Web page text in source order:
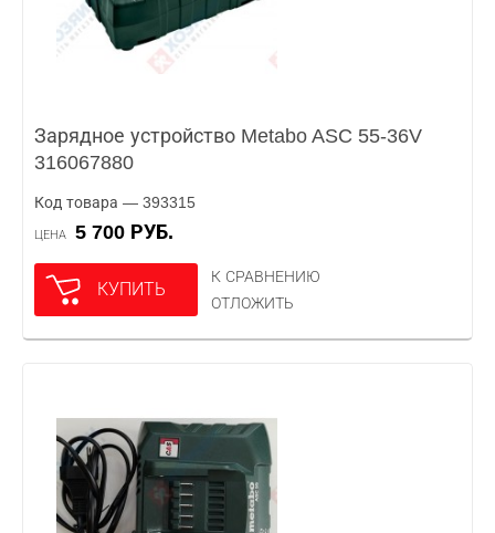
Зарядное устройство Metabo ASC 55-36V
316067880
Код товара — 393315
ЦЕНА 5 700 РУБ.
КУПИТЬ
К СРАВНЕНИЮ
ОТЛОЖИТЬ